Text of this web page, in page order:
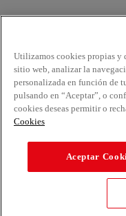
Utilizamos cookies propias y
sitio web, analizar la
personalizada en función de
pulsando en “Aceptar”, o
cookies deseas permitir o
Cookies
Aceptar